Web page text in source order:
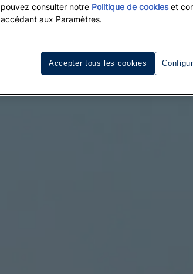
pouvez consulter notre Politique de cookieset
accédant aux Paramètres.
Accepter tous les cookies